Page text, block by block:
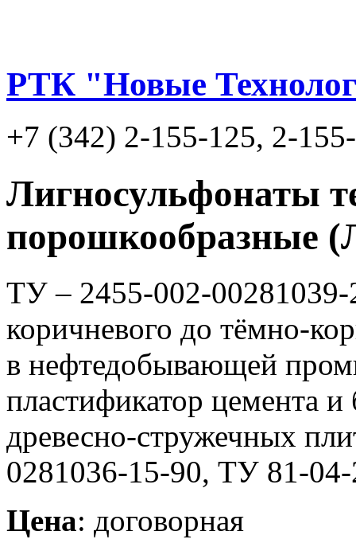
РТК "Новые
+7 (342) 2-155-125, 2-
Лигносульфонаты
порошкообразные
ТУ – 2455-002-
коричневого до тёмно-
в нефтедобывающей
пластификатор цемента и
древесно-стружечных
0281036-15-90, ТУ 81-
Цена: договорная